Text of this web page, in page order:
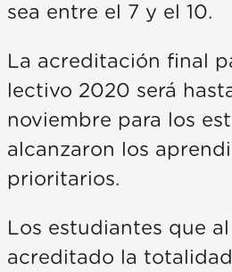
sea entre el 7 y el 10.
La acreditación final
lectivo 2020 será
noviembre para los
alcanzaron los
prioritarios.
Los estudiantes que al
acreditado la